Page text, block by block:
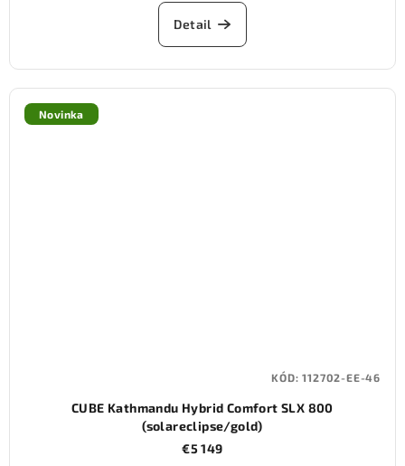
Detail
Novinka
CUBE Kathmandu Hybrid Comfort SLX 800
(solareclipse/gold)
€5 149
KÓD:112702-EE-46